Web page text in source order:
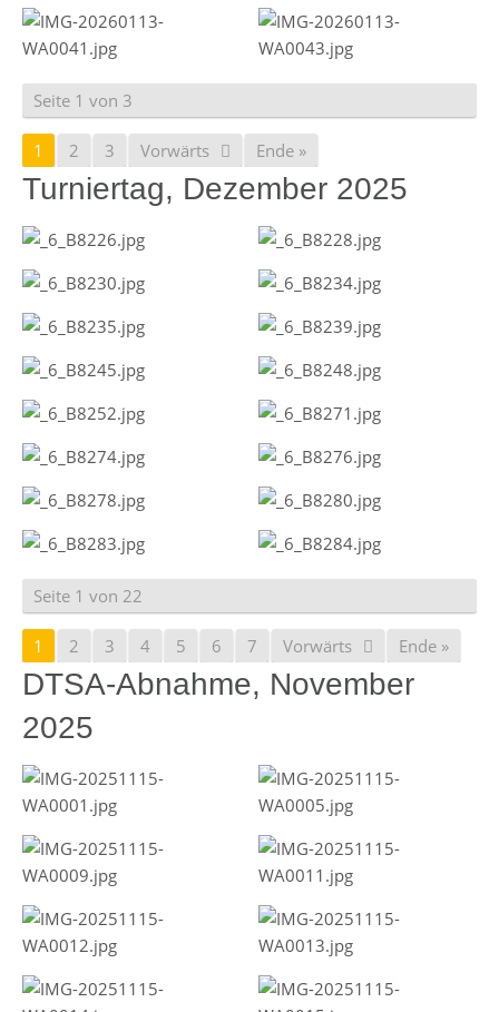
Seite 1 von 3
1 2 3 Vorwärts Ende »
Turniertag, Dezember 2025
Seite 1 von 22
1 2 3 4 5 6 7 Vorwärts Ende »
DTSA-Abnahme, November
2025